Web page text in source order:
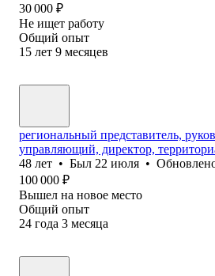
30 000 ₽
Не ищет работу
Общий опыт
15 лет 9 месяцев
региональный представитель,
управляющий, директор,
48 лет • Был 22 июля •
100 000 ₽
Вышел на новое место
Общий опыт
24 года 3 месяца